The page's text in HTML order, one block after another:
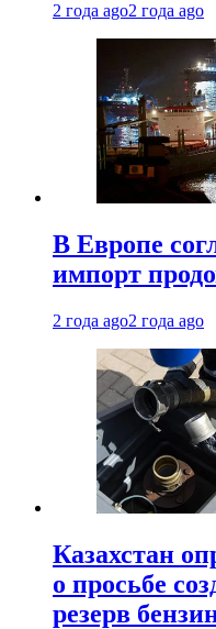
2 года ago2 года ago
В Европе
импорт
2 года ago2 года ago
Казахстан
о просьбе
резерв